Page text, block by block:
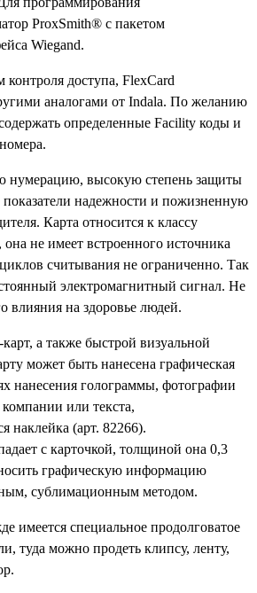
ProxSmith® с пакетом
Wiegand.
доступа, FlexCard
аналогами от Indala. По желанию
определенные Facility коды и
нумерацию, высокую степень защиты
надежности и пожизненную
Карта относится к классу
не имеет встроенного источника
считывания не ограниченно. Так
электромагнитный сигнал. Не
влияния на здоровье людей.
а также быстрой визуальной
может быть нанесена графическая
нанесения голограммы, фотографии
или текста,
наклейка (арт. 82266).
с карточкой, толщиной она 0,3
графическую информацию
сублимационным методом.
имеется специальное продолговатое
туда можно продеть клипсу, ленту,